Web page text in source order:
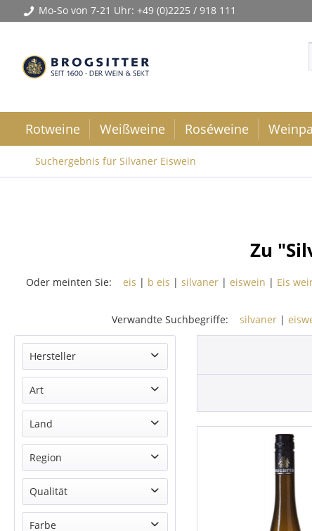
Mo-So von 7-21 Uhr: +49 (0)2225 / 918 111
Rotweine Weißweine Roséweine
Suchergebnis für Silvaner Eiswein
Zu
Oder meinten Sie: eis | b eis | silvaner | eiswein | Eis
Verwandte Suchbegriffe:
silvaner |
Hersteller
Art
Weißwein
Land
Deutschland
Region
Rheinhessen
Qualität
Prädikatswein
Farbe